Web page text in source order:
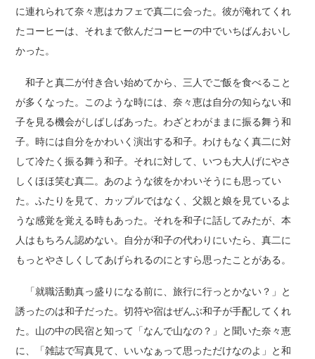
に連れられて奈々恵はカフェで真二に会った。彼が淹れてくれ
たコーヒーは、それまで飲んだコーヒーの中でいちばんおいし
かった。
和子と真二が付き合い始めてから、三人でご飯を食べること
が多くなった。このような時には、奈々恵は自分の知らない和
子を見る機会がしばしばあった。わざとわがままに振る舞う和
子。時には自分をかわいく演出する和子。わけもなく真二に対
して冷たく振る舞う和子。それに対して、いつも大人げにやさ
しくほほ笑む真二。あのような彼をかわいそうにも思ってい
た。ふたりを見て、カップルではなく、父親と娘を見ているよ
うな感覚を覚える時もあった。それを和子に話してみたが、本
人はもちろん認めない。自分が和子の代わりにいたら、真二に
もっとやさしくしてあげられるのにとすら思ったことがある。
「就職活動真っ盛りになる前に、旅行に行っとかない？」と
誘ったのは和子だった。切符や宿はぜんぶ和子が手配してくれ
た。山の中の民宿と知って「なんで山なの？」と聞いた奈々恵
に、「雑誌で写真見て、いいなぁって思っただけなのよ」と和